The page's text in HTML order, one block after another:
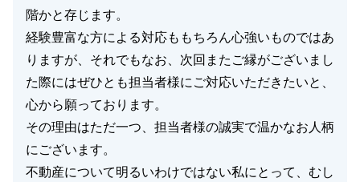
階かと存じます。
経験豊富な方による対応ももちろん心強いものではあ
りますが、それでもなお、次回またご縁がございまし
た際にはぜひとも担当者様にご対応いただきたいと、
心から願っております。
その理由はただ一つ、担当者様の誠実で温かなお人柄
にございます。
不動産について明るいわけではない私にとって、むし